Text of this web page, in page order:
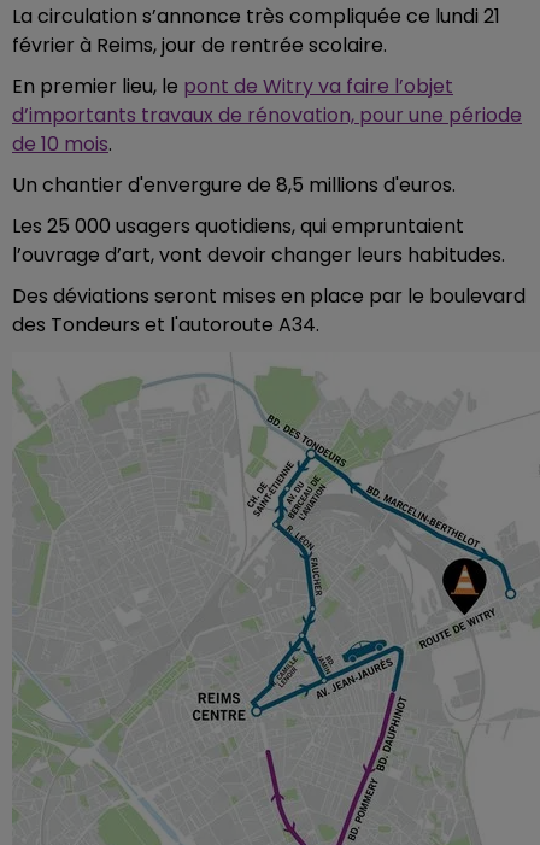
La circulation s’annonce très compliquée ce lundi 21
février à Reims, jour de rentrée scolaire.
En premier lieu, le pont de Witry va faire l’objet
d’importants travaux de rénovation, pour une période
de 10 mois.
Un chantier d'envergure de 8,5 millions d'euros.
Les 25 000 usagers quotidiens, qui empruntaient
l’ouvrage d’art, vont devoir changer leurs habitudes.
Des déviations seront mises en place par le boulevard
des Tondeurs et l'autoroute A34.